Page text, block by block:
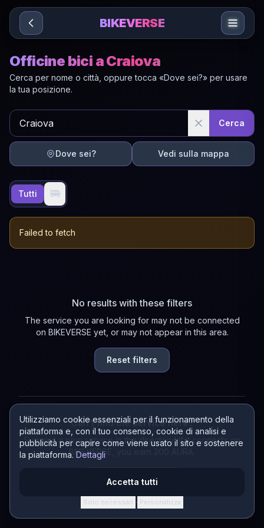
Sari la conținut
Utilizziamo cookie essenziali per il funzionamento della
piattaforma e, con il tuo consenso, cookie di analisi e
pubblicità per capire come viene usato il sito e sostenere
la piattaforma. Dettagli
Accetta tutti
Solo necessari · Personalizza
BIKEVERSE
Officine bici a Craiova
Cerca per nome o città, oppure tocca «Dove sei?» per usare
la tua posizione.
Cerca
Dove sei? Vedi sulla mappa
Tutti 🚐
Failed to fetch
No results with these filters
The service you are looking for may not be connected
on BIKEVERSE yet, or may not appear in this area.
Reset filters
Can't find the service here?
Suggest a new service in the directory! If it connects on
BIKEVERSE, you earn 200 AURA.
Suggest a service